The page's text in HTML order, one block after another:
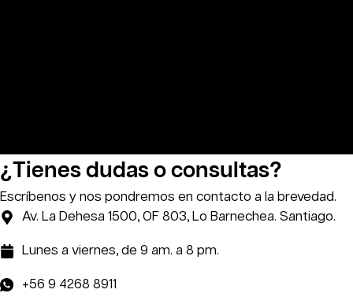
¿Tienes dudas o consultas?
Escríbenos y nos pondremos en contacto a la brevedad.
Av. La Dehesa 1500, OF 803, Lo Barnechea. Santiago.
Lunes a viernes, de 9 am. a 8 pm.
+56 9 4268 8911